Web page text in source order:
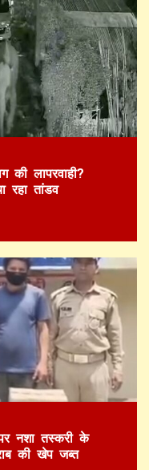
लापरवाही?
रहा तांडव
नशा तस्करी के
की खेप जब्त